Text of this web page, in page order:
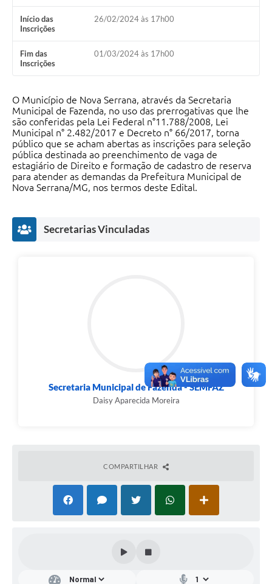
Início das
Inscrições
26/02/2024 às 17h00
Fim das
Inscrições
01/03/2024 às 17h00
O Município de Nova Serrana, através da Secretaria
Municipal de Fazenda, no uso das prerrogativas que lhe
são conferidas pela Lei Federal n°11.788/2008, Lei
Municipal n° 2.482/2017 e Decreto n° 66/2017, torna
público que se acham abertas as inscrições para seleção
pública destinada ao preenchimento de vaga de
estagiário de Direito e formação de cadastro de reserva
para atender as demandas da Prefeitura Municipal de
Nova Serrana/MG, nos termos deste Edital.
Secretarias Vinculadas
Secretaria Municipal de Fazenda - SEMFAZ
Daisy Aparecida Moreira
COMPARTILHAR